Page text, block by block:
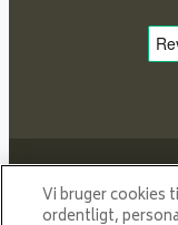
Vi bruger cookies
ordentligt,